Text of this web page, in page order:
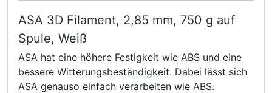
ASA 3D Filament, 2,85 mm, 750 g auf
Spule, Weiß
ASA hat eine höhere Festigkeit wie ABS und eine
bessere Witterungsbeständigkeit. Dabei lässt sich
ASA genauso einfach verarbeiten wie ABS.